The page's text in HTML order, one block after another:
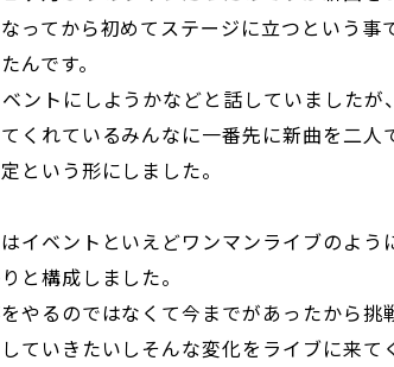
ってから初めてステージに立つという事
んです。
ントにしようかなどと話していましたが
くれているみんなに一番先に新曲を二人
という形にしました。
イベントといえどワンマンライブのよう
と構成しました。
やるのではなくて今までがあったから挑
ていきたいしそんな変化をライブに来て